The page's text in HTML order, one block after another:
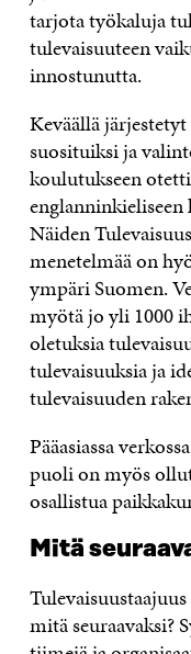
tarjota työkaluja
tulevaisuuteen
innostunutta.
Keväällä
suosituiksi ja
koulutukseen
Näiden
menetelmää on
ympäri Suomen.
myötä jo yli 1000
oletuksia
tulevaisuuksia ja
tulevaisuuden
Pääasiassa
puoli on myös
osallistua
Mitä
mitä seuraavaksi?